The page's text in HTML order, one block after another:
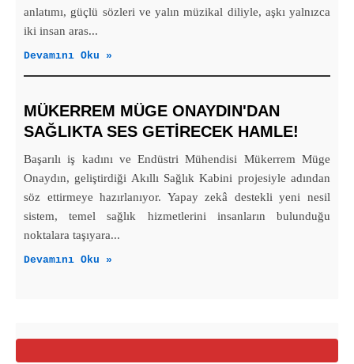
anlatımı, güçlü sözleri ve yalın müzikal diliyle, aşkı yalnızca
iki insan aras...
Devamını Oku »
MÜKERREM MÜGE ONAYDIN'DAN
SAĞLIKTA SES GETİRECEK HAMLE!
Başarılı iş kadını ve Endüstri Mühendisi Mükerrem Müge
Onaydın, geliştirdiği Akıllı Sağlık Kabini projesiyle adından
söz ettirmeye hazırlanıyor. Yapay zekâ destekli yeni nesil
sistem, temel sağlık hizmetlerini insanların bulunduğu
noktalara taşıyara...
Devamını Oku »